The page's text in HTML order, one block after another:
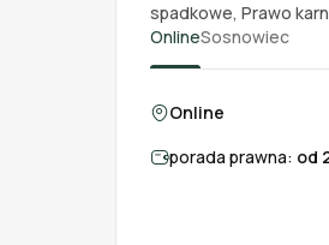
spadkowe, Prawo
OnlineSosnowiec
Online
porada prawna: od